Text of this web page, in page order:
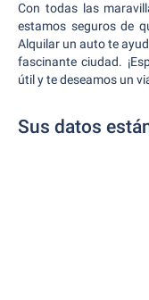
Con todas las
estamos seguros de
Alquilar un auto te
fascinante ciudad.
útil y te deseamos un
Sus datos